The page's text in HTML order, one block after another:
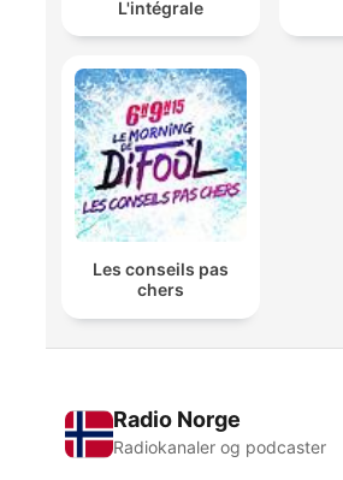
L'intégrale
Les conseils pas
chers
Radio Norge
Radiokanaler og podcaster